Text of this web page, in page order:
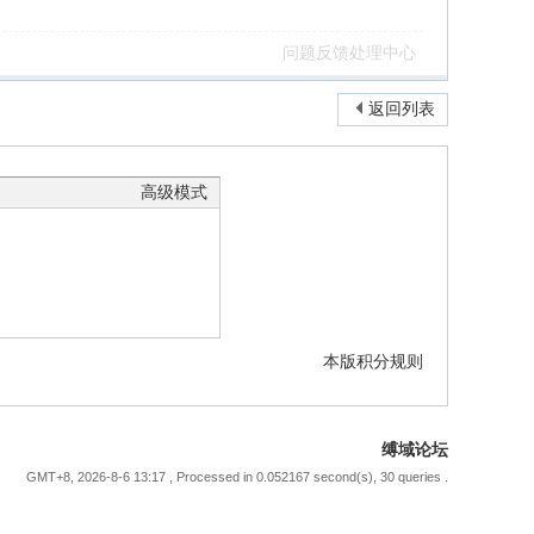
问题反馈处理中心
返回列表
高级模式
本版积分规则
缚域论坛
GMT+8, 2026-8-6 13:17 , Processed in 0.052167 second(s), 30 queries .